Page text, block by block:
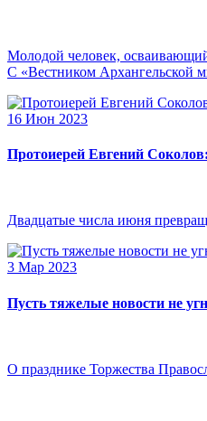
Молодой человек,
С «Вестником Архангельской
16 Июн 2023
Протоиерей Евгений
Двадцатые числа июня
3 Мар 2023
Пусть тяжелые новости не
О празднике Торжества